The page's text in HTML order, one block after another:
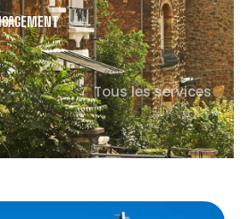
Tous les services